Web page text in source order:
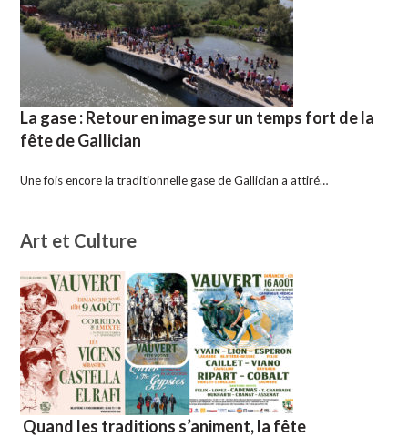
La gase : Retour en image sur un temps fort de la
fête de Gallician
Une fois encore la traditionnelle gase de Gallician a attiré…
Art et Culture
Quand les traditions s’animent, la fête